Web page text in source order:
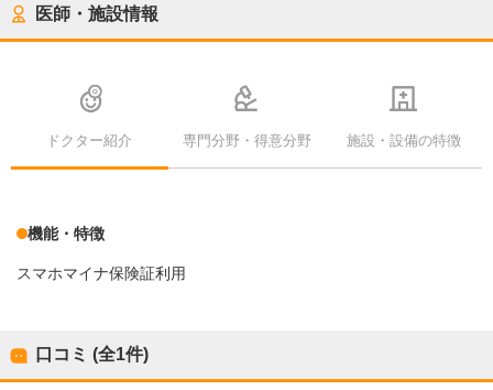
医師・施設情報
ドクター紹介 専門分野・得意分野 施設・設備の特徴
機能・特徴
スマホマイナ保険証利用
口コミ (全1件)